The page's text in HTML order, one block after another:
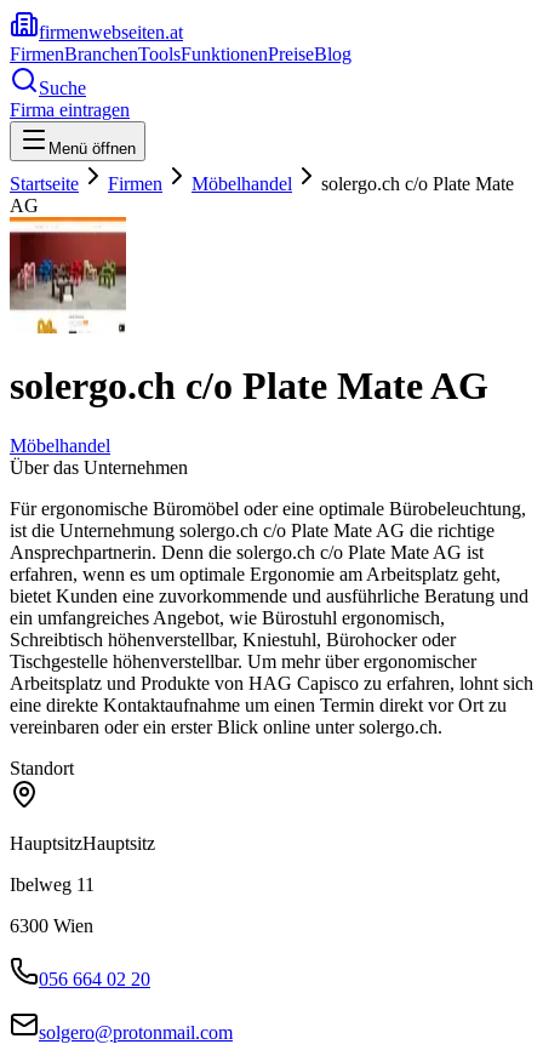
firmenwebseiten.at
FirmenBranchenToolsFunktionenPreiseBlog
Suche
Firma eintragen
Menü öffnen
Startseite Firmen Möbelhandel
solergo.ch c/o Plate Mate
AG
solergo.ch c/o Plate Mate AG
Möbelhandel
Über das Unternehmen
Für ergonomische Büromöbel oder eine optimale Bürobeleuchtung,
ist die Unternehmung solergo.ch c/o Plate Mate AG die richtige
Ansprechpartnerin. Denn die solergo.ch c/o Plate Mate AG ist
erfahren, wenn es um optimale Ergonomie am Arbeitsplatz geht,
bietet Kunden eine zuvorkommende und ausführliche Beratung und
ein umfangreiches Angebot, wie Bürostuhl ergonomisch,
Schreibtisch höhenverstellbar, Kniestuhl, Bürohocker oder
Tischgestelle höhenverstellbar. Um mehr über ergonomischer
Arbeitsplatz und Produkte von HAG Capisco zu erfahren, lohnt sich
eine direkte Kontaktaufnahme um einen Termin direkt vor Ort zu
vereinbaren oder ein erster Blick online unter solergo.ch.
Standort
HauptsitzHauptsitz
Ibelweg 11
6300 Wien
056 664 02 20
solgero@protonmail.com